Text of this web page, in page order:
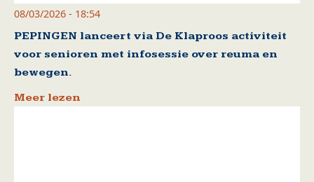
08/03/2026 - 18:54
PEPINGEN lanceert via De Klaproos activiteit
voor senioren met infosessie over reuma en
bewegen.
Meer lezen